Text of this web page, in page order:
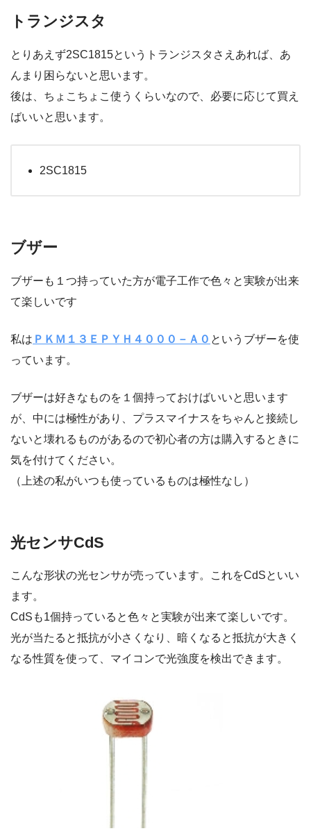
トランジスタ
とりあえず2SC1815というトランジスタさえあれば、あ
んまり困らないと思います。
後は、ちょこちょこ使うくらいなので、必要に応じて買え
ばいいと思います。
2SC1815
ブザー
ブザーも１つ持っていた方が電子工作で色々と実験が出来
て楽しいです
私は ＰＫＭ１３ＥＰＹＨ４０００－Ａ０ というブザーを使
っています。
ブザーは好きなものを１個持っておけばいいと思います
が、中には極性があり、プラスマイナスをちゃんと接続し
ないと壊れるものがあるので初心者の方は購入するときに
気を付けてください。
（上述の私がいつも使っているものは極性なし）
光センサCdS
こんな形状の光センサが売っています。これをCdSといい
ます。
CdSも1個持っていると色々と実験が出来て楽しいです。
光が当たると抵抗が小さくなり、暗くなると抵抗が大きく
なる性質を使って、マイコンで光強度を検出できます。